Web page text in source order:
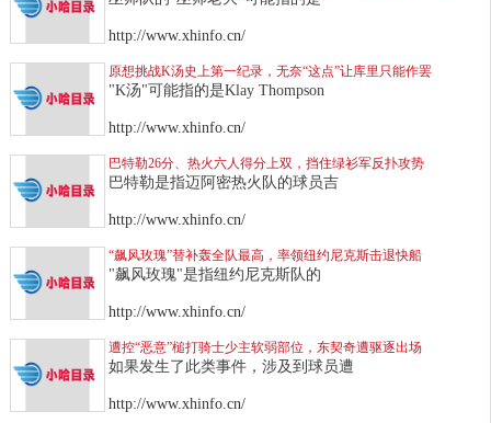
http://www.xhinfo.cn/
原想挑战K汤史上第一纪录，无奈“这点”让库里只能作罢
"K汤"可能指的是Klay Thompson
http://www.xhinfo.cn/
巴特勒26分、热火六人得分上双，挡住绿衫军反扑攻势
巴特勒是指迈阿密热火队的球员吉
http://www.xhinfo.cn/
“飙风玫瑰”替补轰全队最高，率领纽约尼克斯击退快船
"飙风玫瑰"是指纽约尼克斯队的
http://www.xhinfo.cn/
遭控“恶意”槌打骑士少主软弱部位，东契奇遭驱逐出场
如果发生了此类事件，涉及到球员遭
http://www.xhinfo.cn/